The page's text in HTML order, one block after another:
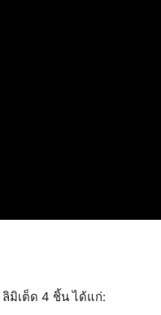
ลิมิเต็ด 4 ชิ้น ได้แก่: